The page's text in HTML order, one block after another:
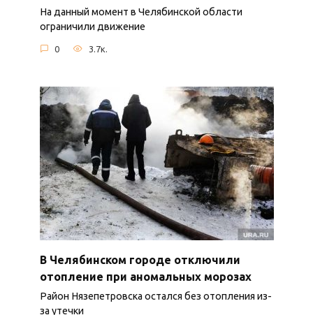
На данный момент в Челябинской области
ограничили движение
0 3.7к.
В Челябинском городе отключили
отопление при аномальных морозах
Район Нязепетровска остался без отопления из-
за утечки